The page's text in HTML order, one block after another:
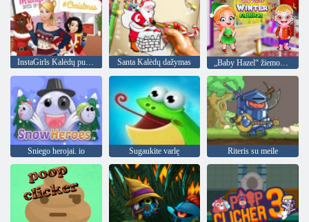
Santa Kalėdų dažymas „Baby Hazel“ žiemos mada
Sniego herojai. io Sugaukite varlę Riteris su meile